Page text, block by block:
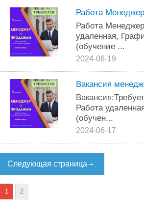
Работа
Работа
удаленная,
(обучение ...
2024-06-19
Вакансия
Работа
(обучен...
2024-06-17
Следующая страница
1 2